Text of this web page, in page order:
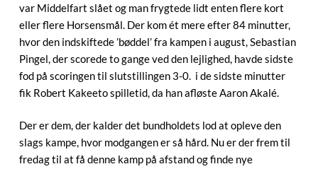
var Middelfart slået og man frygtede lidt enten flere kort
eller flere Horsensmål. Der kom ét mere efter 84 minutter,
hvor den indskiftede ’bøddel’ fra kampen i august, Sebastian
Pingel, der scorede to gange ved den lejlighed, havde sidste
fod på scoringen til slutstillingen 3-0. i de sidste minutter
fik Robert Kakeeto spilletid, da han afløste Aaron Akalé.
Der er dem, der kalder det bundholdets lod at opleve den
slags kampe, hvor modgangen er så hård. Nu er der frem til
fredag til at få denne kamp på afstand og finde nye